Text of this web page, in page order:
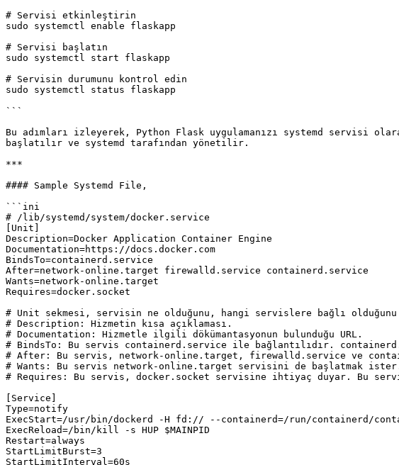
# Servisi etkinleştirin
sudo systemctl enable flaskapp
# Servisi başlatın
sudo systemctl start flaskapp
# Servisin durumunu kontrol edin
sudo systemctl status flaskapp
```
Bu adımları izleyerek, Python Flask uygulamanızı systemd servisi
başlatılır ve systemd tarafından yönetilir.
***
#### Sample Systemd File,
```ini
# /lib/systemd/system/docker.service
[Unit]
Description=Docker Application Container Engine
Documentation=https://docs.docker.com
BindsTo=containerd.service
After=network-online.target firewalld.service containerd.service
Wants=network-online.target
Requires=docker.socket
# Unit sekmesi, servisin ne olduğunu, hangi servislere bağlı
# Description: Hizmetin kısa açıklaması.
# Documentation: Hizmetle ilgili dökümantasyonun bulunduğu URL.
# BindsTo: Bu servis containerd.service ile bağlantılıdır.
# After: Bu servis, network-online.target, firewalld.service ve
# Wants: Bu servis network-online.target servisini de başlatmak
# Requires: Bu servis, docker.socket servisine ihtiyaç duyar. Bu
[Service]
Type=notify
ExecStart=/usr/bin/dockerd -H fd:// --containerd=/run/containerd/
ExecReload=/bin/kill -s HUP $MAINPID
Restart=always
StartLimitBurst=3
StartLimitInterval=60s